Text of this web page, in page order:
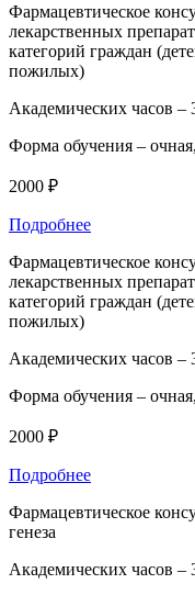
Фармацевтическое
лекарственных
категорий граждан
пожилых)
Академических часов –
Форма обучения –
2000 ₽
Подробнее
Фармацевтическое
лекарственных
категорий граждан
пожилых)
Академических часов –
Форма обучения –
2000 ₽
Подробнее
Фармацевтическое
генеза
Академических часов –